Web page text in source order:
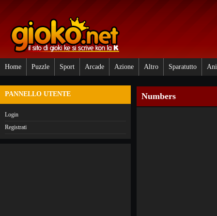
Home Puzzle Sport Arcade Azione Altro Sparatutto
PANNELLO UTENTE
Login
Registrati
Numbers